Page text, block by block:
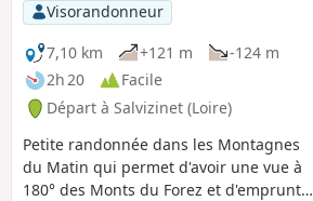
Visorandonneur
7,10 km
+121 m
-124 m
2h 20
Facile
Départ à Salvizinet (Loire)
Petite randonnée dans les Montagnes
du Matin qui permet d'avoir une vue à
180° des Monts du Forez et d'emprunter